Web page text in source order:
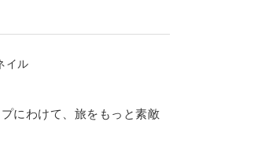
にわけて、旅をもっと素敵